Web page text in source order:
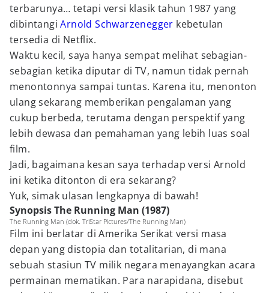
terbarunya… tetapi versi klasik tahun 1987 yang
dibintangiArnold Schwarzenegger kebetulan
tersedia di Netflix.
Waktu kecil, saya hanya sempat melihat sebagian-
sebagian ketika diputar di TV, namun tidak pernah
menontonnya sampai tuntas. Karena itu, menonton
ulang sekarang memberikan pengalaman yang
cukup berbeda, terutama dengan perspektif yang
lebih dewasa dan pemahaman yang lebih luas soal
film.
Jadi, bagaimana kesan saya terhadap versi Arnold
ini ketika ditonton di era sekarang?
Yuk, simak ulasan lengkapnya di bawah!
Synopsis The Running Man (1987)
The Running Man (dok. TriStar Pictures/The Running Man)
Film ini berlatar di Amerika Serikat versi masa
depan yang distopia dan totalitarian, di mana
sebuah stasiun TV milik negara menayangkan acara
permainan mematikan. Para narapidana, disebut